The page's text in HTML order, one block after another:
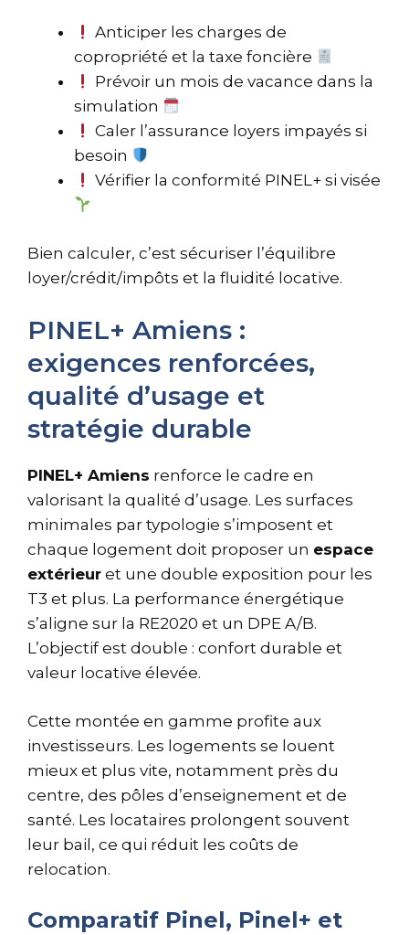
Anticiper les charges de
copropriété et la taxe foncière
Prévoir un mois de vacance dans la
simulation
Caler l’assurance loyers impayés si
besoin
Vérifier la conformité PINEL+ si visée
Bien calculer, c’est sécuriser l’équilibre
loyer/crédit/impôts et la fluidité locative.
PINEL+ Amiens :
exigences renforcées,
qualité d’usage et
stratégie durable
PINEL+ Amiens renforce le cadre en
valorisant la qualité d’usage. Les surfaces
minimales par typologie s’imposent et
chaque logement doit proposer un espace
extérieur et une double exposition pour les
T3 et plus. La performance énergétique
s’aligne sur la RE2020 et un DPE A/B.
L’objectif est double : confort durable et
valeur locative élevée.
Cette montée en gamme profite aux
investisseurs. Les logements se louent
mieux et plus vite, notamment près du
centre, des pôles d’enseignement et de
santé. Les locataires prolongent souvent
leur bail, ce qui réduit les coûts de
relocation.
Comparatif Pinel, Pinel+ et